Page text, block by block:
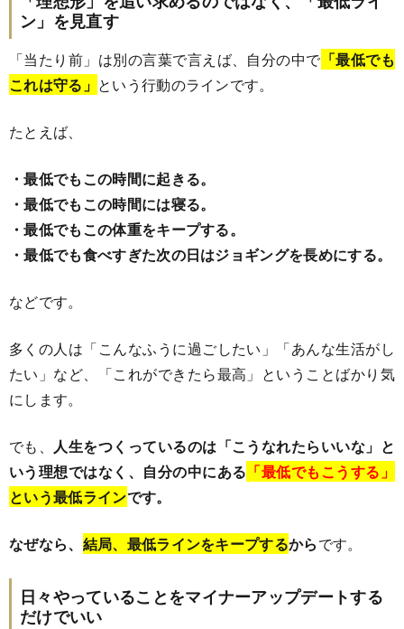
ン」を見直す
「当たり前」は別の言葉で言えば、自分の中で「最低でも
これは守る」 という行動のラインです。
たとえば、
・最低でもこの時間に起きる。
・最低でもこの時間には寝る。
・最低でもこの体重をキープする。
・最低でも食べすぎた次の日はジョギングを長めにする。
などです。
多くの人は「こんなふうに過ごしたい」「あんな生活がし
たい」など、「これができたら最高」ということばかり気
にします。
でも、 人生をつくっているのは「こうなれたらいいな」と
いう理想ではなく、自分の中にある 「最低でもこうする」
という最低ラインです。
なぜなら、 結局、最低ラインをキープするからです。
日々やっていることをマイナーアップデートする
だけでいい